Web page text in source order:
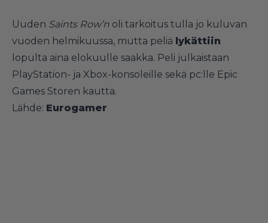
Uuden Saints Row’n oli tarkoitus tulla jo kuluvan
vuoden helmikuussa, mutta peliä lykättiin
lopulta aina elokuulle saakka. Peli julkaistaan
PlayStation- ja Xbox-konsoleille sekä pc:lle Epic
Games Storen kautta.
Lähde: Eurogamer